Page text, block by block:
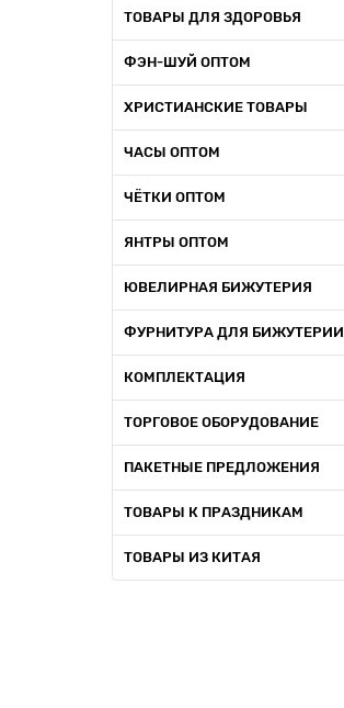
ТОВАРЫ ДЛЯ ЗДОРОВЬЯ
ФЭН-ШУЙ ОПТОМ
ХРИСТИАНСКИЕ ТОВАРЫ
ЧАСЫ ОПТОМ
ЧЁТКИ ОПТОМ
ЯНТРЫ ОПТОМ
ЮВЕЛИРНАЯ БИЖУТЕРИЯ
ФУРНИТУРА ДЛЯ БИЖУТЕРИИ
КОМПЛЕКТАЦИЯ
ТОРГОВОЕ ОБОРУДОВАНИЕ
ПАКЕТНЫЕ ПРЕДЛОЖЕНИЯ
ТОВАРЫ К ПРАЗДНИКАМ
ТОВАРЫ ИЗ КИТАЯ